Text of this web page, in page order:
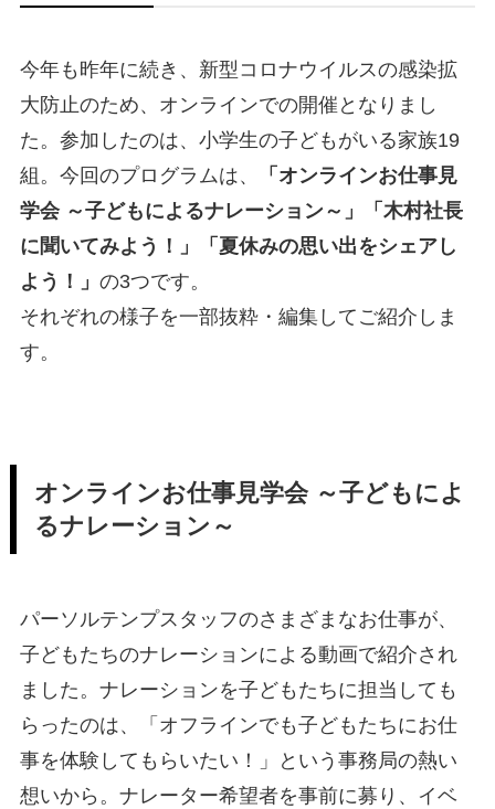
今年も昨年に続き、新型コロナウイルスの感染拡
大防止のため、オンラインでの開催となりまし
た。参加したのは、小学生の子どもがいる家族19
組。今回のプログラムは、
「オンラインお仕事見
学会 ～子どもによるナレーション～」「木村社長
に聞いてみよう！」「夏休みの思い出をシェアし
よう！」 の3つです。
それぞれの様子を一部抜粋・編集してご紹介しま
す。
オンラインお仕事見学会 ～子どもによ
るナレーション～
パーソルテンプスタッフのさまざまなお仕事が、
子どもたちのナレーションによる動画で紹介され
ました。ナレーションを子どもたちに担当しても
らったのは、「オフラインでも子どもたちにお仕
事を体験してもらいたい！」という事務局の熱い
想いから。ナレーター希望者を事前に募り、イベ